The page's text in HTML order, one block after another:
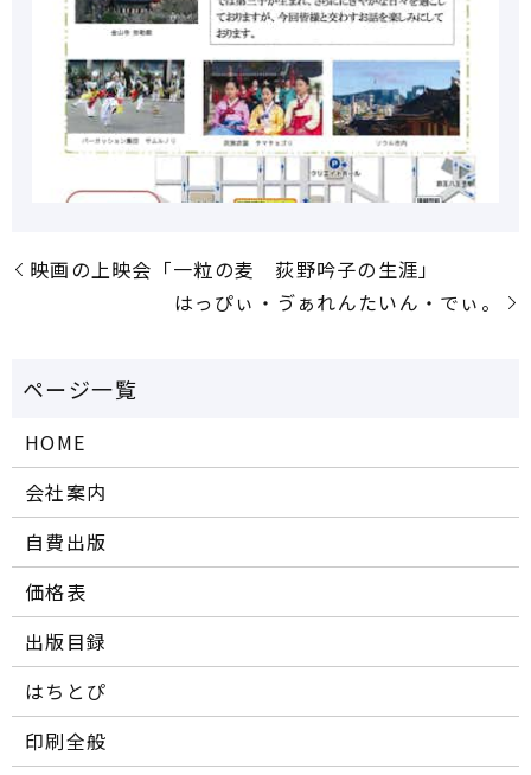
映画の上映会「一粒の麦 荻野吟子の生涯」
はっぴぃ・ゔぁれんたいん・でぃ。
HOME
会社案内
自費出版
価格表
出版目録
はちとぴ
印刷全般